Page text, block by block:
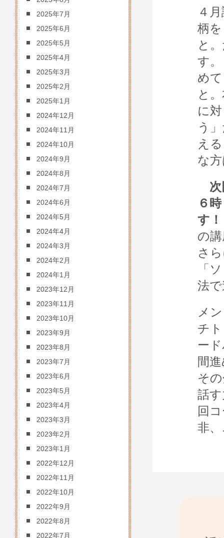
４
柄
と
す
め
と
に
う
え
な
次
６
す！
の
さ
「
法
メ
チ
ー
間
そ
話
回
非
2025年7月
2025年6月
2025年5月
2025年4月
2025年3月
2025年2月
2025年1月
2024年12月
2024年11月
2024年10月
2024年9月
2024年8月
2024年7月
2024年6月
2024年5月
2024年4月
2024年3月
2024年2月
2024年1月
2023年12月
2023年11月
2023年10月
2023年9月
2023年8月
2023年7月
2023年6月
2023年5月
2023年4月
2023年3月
2023年2月
2023年1月
2022年12月
2022年11月
2022年10月
2022年9月
2022年8月
2022年7月